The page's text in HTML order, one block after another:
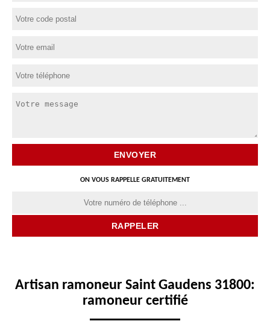
ON VOUS RAPPELLE GRATUITEMENT
Artisan ramoneur Saint Gaudens 31800:
ramoneur certifié